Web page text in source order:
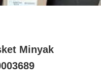
Minyak